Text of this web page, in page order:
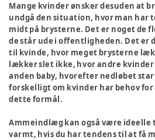
Mange kvinder ønsker desuden at
undgå den situation, hvor man har
midt på brysterne. Det er noget de
de står ude i offentligheden. Det er
til kvinde, hvor meget brysterne
lækker slet ikke, hvor andre kvinder
anden baby, hvorefter nedløbet
forskelligt om kvinder har behov
dette formål.
Ammeindlæg kan også være ideelle
varmt, hvis du har tendens til at få